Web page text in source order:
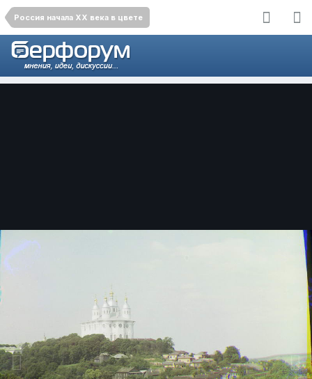
Россия начала ХХ века в цвете